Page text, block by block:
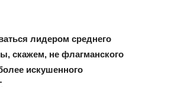
лидером среднего
скажем, не флагманского
искушенного